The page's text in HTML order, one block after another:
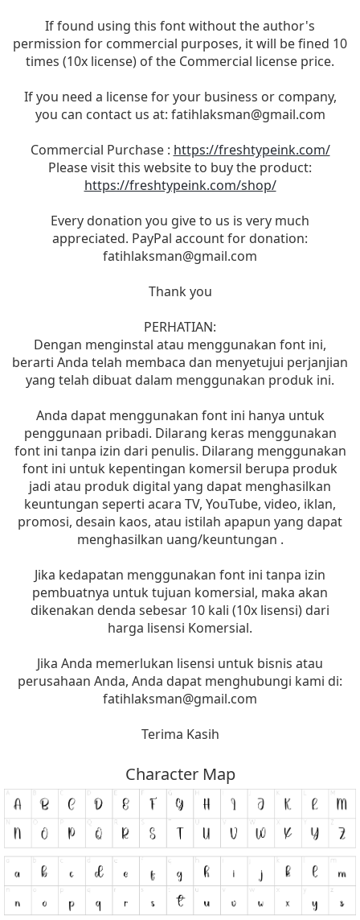
If found using this font without the author's
permission for commercial purposes, it will be fined 10
times (10x license) of the Commercial license price.
If you need a license for your business or company,
you can contact us at: fatihlaksman@gmail.com
Commercial Purchase : https://freshtypeink.com/
Please visit this website to buy the product:
https://freshtypeink.com/shop/
Every donation you give to us is very much
appreciated. PayPal account for donation:
fatihlaksman@gmail.com
Thank you
PERHATIAN:
Dengan menginstal atau menggunakan font ini,
berarti Anda telah membaca dan menyetujui perjanjian
yang telah dibuat dalam menggunakan produk ini.
Anda dapat menggunakan font ini hanya untuk
penggunaan pribadi. Dilarang keras menggunakan
font ini tanpa izin dari penulis. Dilarang menggunakan
font ini untuk kepentingan komersil berupa produk
jadi atau produk digital yang dapat menghasilkan
keuntungan seperti acara TV, YouTube, video, iklan,
promosi, desain kaos, atau istilah apapun yang dapat
menghasilkan uang/keuntungan .
Jika kedapatan menggunakan font ini tanpa izin
pembuatnya untuk tujuan komersial, maka akan
dikenakan denda sebesar 10 kali (10x lisensi) dari
harga lisensi Komersial.
Jika Anda memerlukan lisensi untuk bisnis atau
perusahaan Anda, Anda dapat menghubungi kami di:
fatihlaksman@gmail.com
Terima Kasih
Character Map